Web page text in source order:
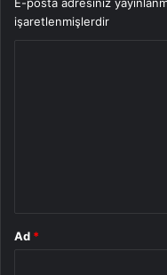
işaretlenmişlerdir
Ad *